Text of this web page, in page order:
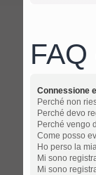
Connessione
Perché non
Perché devo
Perché vengo
Come posso
Ho perso la
Mi sono
Mi sono